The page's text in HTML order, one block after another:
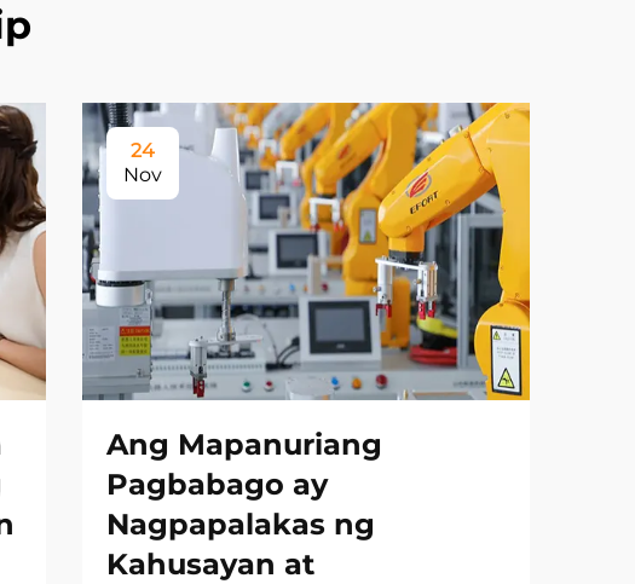
24
Nov
Ang Mapanuriang
Pagbabago ay
Nagpapalakas ng
Kahusayan at